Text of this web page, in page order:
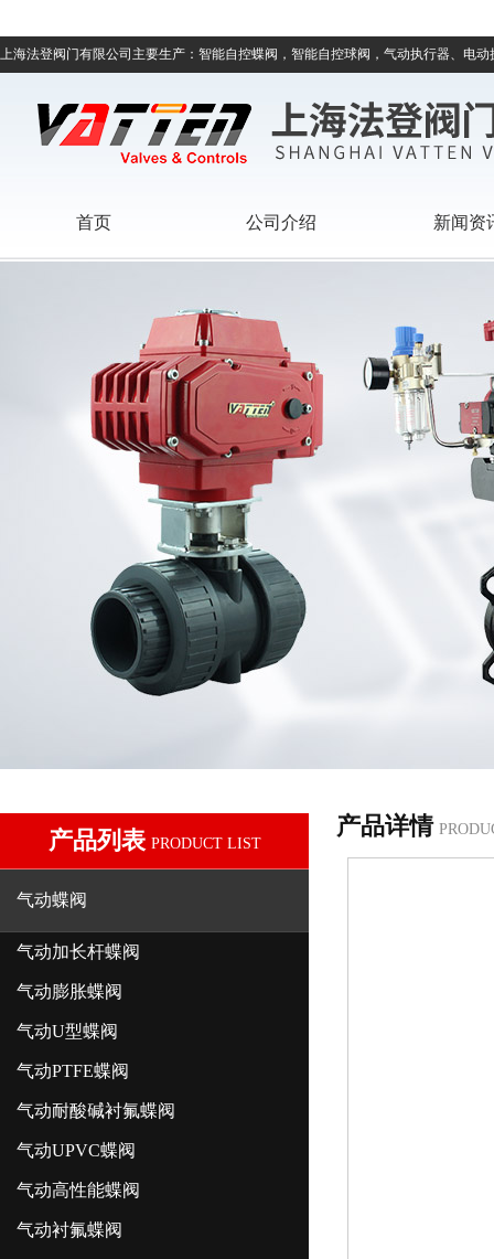
上海法登阀门有限公司主要生产：智能自控蝶阀，智能自控球阀，气动执行器、电
首页 公司介绍 新闻资
产品列表 PRODUCT LIST
气动蝶阀
气动加长杆蝶阀
气动膨胀蝶阀
气动U型蝶阀
气动PTFE蝶阀
气动耐酸碱衬氟蝶阀
气动UPVC蝶阀
气动高性能蝶阀
气动衬氟蝶阀
产品详情